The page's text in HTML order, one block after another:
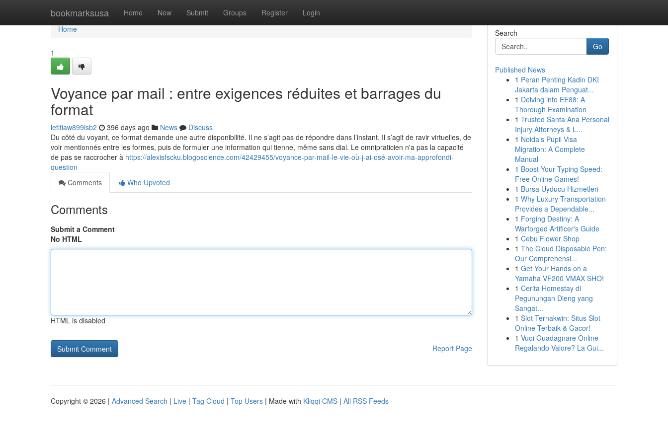
bookmarksusa Home New Submit Groups Register Login
Home
Home
1
Voyance par mail : entre exigences réduites et barrages du
format
letitiaw899isb2 396 days ago News
Discuss
Du côté du voyant, ce format demande une autre disponibilité. Il ne s’agit pas de répondre dans l’instant. Il s’agit de ravir virtuelles, de
voir mentionnés entre les formes, puis de formuler une information qui tienne, même sans dial. Le omnipraticien n'a pas la capacité
de pas se raccrocher à https://alexisfscku.blogoscience.com/42429455/voyance-par-mail-le-vie-où-j-ai-osé-avoir-ma-approfondi-
question
Comments
Who Upvoted
Comments
Submit a Comment
No HTML
HTML is disabled
Report Page
Search
Go
Published News
1 Peran Penting Kadin DKI
Jakarta dalam Penguat...
1 Delving into EE88: A
Thorough Examination
1 Trusted Santa Ana Personal
Injury Attorneys & L...
1 Noida's Pupil Visa
Migration: A Complete
Manual
1 Boost Your Typing Speed:
Free Online Games!
1 Bursa Uyducu Hizmetleri
1 Why Luxury Transportation
Provides a Dependable...
1 Forging Destiny: A
Warforged Artificer's Guide
1 Cebu Flower Shop
1 The Cloud Disposable Pen:
Our Comprehensi...
1 Get Your Hands on a
Yamaha VF200 VMAX SHO!
1 Cerita Homestay di
Pegunungan Dieng yang
Sangat...
1 Slot Ternakwin: Situs Slot
Online Terbaik & Gacor!
1 Vuoi Guadagnare Online
Regalando Valore? La Gui...
Copyright © 2026 | Advanced Search | Live | Tag Cloud | Top Users | Made with Kliqqi CMS | All RSS Feeds